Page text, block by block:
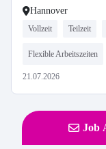
Hannover
Vollzeit Teilzeit
Flexible Arbeitszeiten
21.07.2026
Job